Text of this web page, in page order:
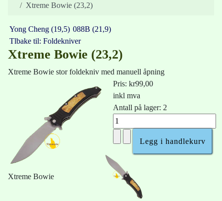
Xtreme Bowie (23,2)
Yong Cheng (19,5) 088B (21,9)
Tlbake til: Foldekniver
Xtreme Bowie (23,2)
Xtreme Bowie stor foldekniv med manuell åpning
Xtreme Bowie
Pris:kr99,00
inkl mva
Antall på lager: 2